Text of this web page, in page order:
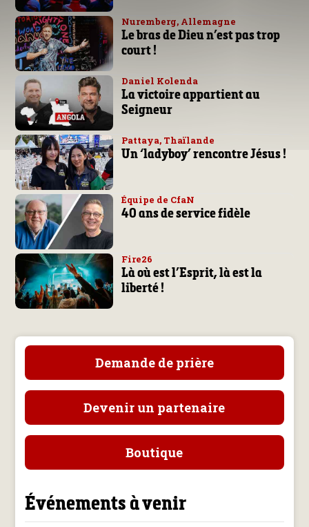
Nuremberg, Allemagne
Le bras de Dieu n’est pas trop
court !
Daniel Kolenda
La victoire appartient au
Seigneur
Pattaya, Thaïlande
Un ‘ladyboy’ rencontre Jésus !
Équipe de CfaN
40 ans de service fidèle
Fire26
Là où est l’Esprit, là est la
liberté !
Demande de prière
Devenir un partenaire
Boutique
Événements à venir